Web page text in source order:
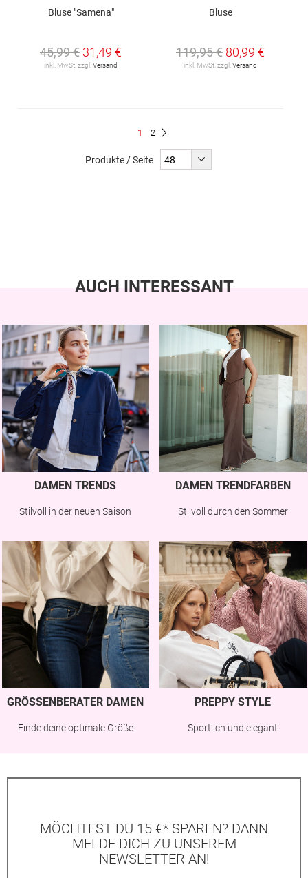
Bluse "Samena"
45,99 € 31,49 €
inkl. MwSt. zzgl. Versand
Bluse
119,95 € 80,99 €
inkl. MwSt. zzgl. Versand
Du
gerade
1 Seite
2
Produkte / Seite
AUCH INTERESSANT
DAMEN TRENDS
Stilvoll in der neuen Saison
DAMEN TRENDFARBEN
Stilvoll durch den Sommer
GRÖSSENBERATER DAMEN
Finde deine optimale Größe
PREPPY STYLE
Sportlich und elegant
MÖCHTEST DU 15 €* SPAREN? DANN
MELDE DICH ZU UNSEREM
NEWSLETTER AN!